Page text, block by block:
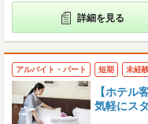
詳細を見る
アルバイト・パート 短期 未経
【ホテル
気軽にス